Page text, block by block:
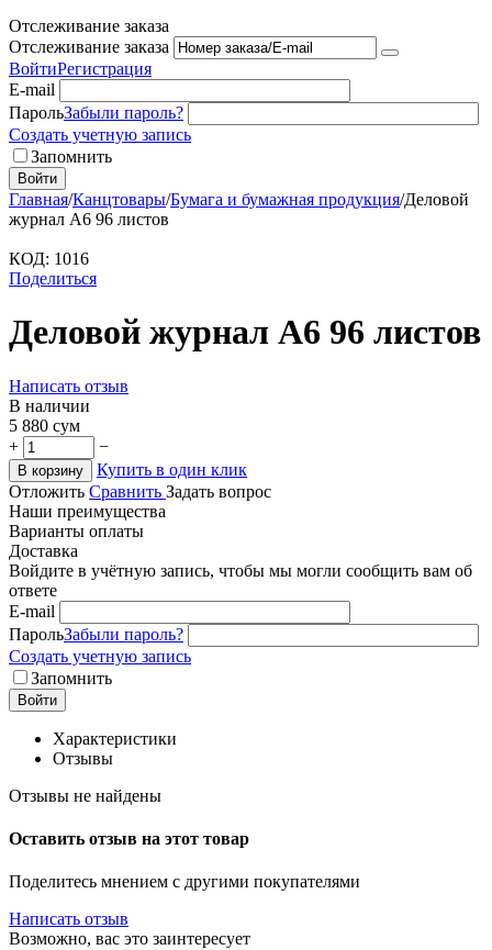
Отслеживание заказа
Отслеживание заказа
ВойтиРегистрация
E-mail
ПарольЗабыли пароль?
Создать учетную запись
Запомнить
Войти
Главная/Канцтовары/Бумага и бумажная продукция/Деловой
журнал А6 96 листов
КОД: 1016
Поделиться
Деловой журнал А6 96 листов
Написать отзыв
В наличии
5 880 сум
+
−
В корзину
Купить в один клик
Отложить Сравнить Задать вопрос
Наши преимущества
Варианты оплаты
Доставка
Войдите в учётную запись, чтобы мы могли сообщить вам об
ответе
E-mail
ПарольЗабыли пароль?
Создать учетную запись
Запомнить
Войти
Характеристики
Отзывы
Отзывы не найдены
Оставить отзыв на этот товар
Поделитесь мнением с другими покупателями
Написать отзыв
Возможно, вас это заинтересует